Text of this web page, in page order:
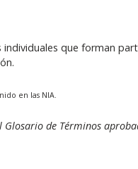
individuales que forman
en las NIA.
Glosario de Términos